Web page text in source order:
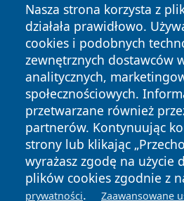
Nasza strona korzysta z
działała prawidłowo.
cookies i podobnych
zewnętrznych dostawców
analitycznych,
społecznościowych.
przetwarzane również
partnerów. Kontynuując
strony lub klikając
wyrażasz zgodę na użycie
plików cookies zgodnie z
prywatności. Zaawansowane
Copyright © 2026 raciborski24.pl
zastrzeżone.
News Autorzy
Polityka
Prywatności